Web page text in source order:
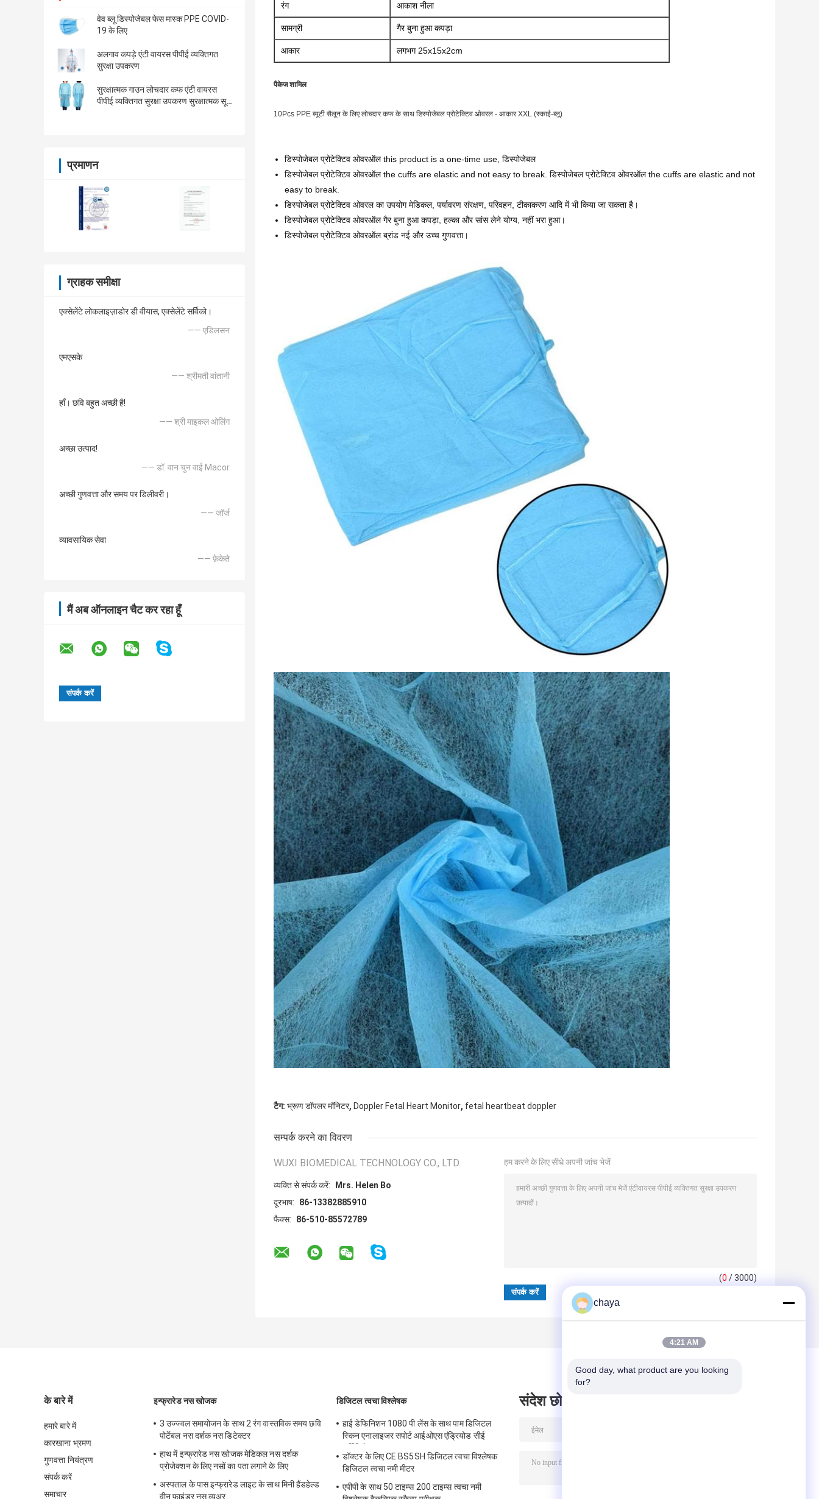
वेव ब्लू डिस्पोजेबल फेस मास्क PPE COVID-
19 के लिए
अलगाव कपड़े एंटी वायरस पीपीई व्यक्तिगत
सुरक्षा उपकरण
सुरक्षात्मक गाउन लोचदार कफ एंटी वायरस
पीपीई व्यक्तिगत सुरक्षा उपकरण सुरक्षात्मक सूट
प्रमाणन
ग्राहक समीक्षा
एक्सेलेंटे लोकलाइज़ाडोर डी वीयास, एक्सेलेंटे सर्विको।
—— एडिलसन
एमएसके
—— श्रीमती वांतानी
हाँ। छवि बहुत अच्छी है!
—— श्री माइकल ओलिंग
अच्छा उत्पाद!
—— डॉ. वान चुन वाई Macor
अच्छी गुणवत्ता और समय पर डिलीवरी।
—— जॉर्ज
व्यावसायिक सेवा
—— फ़ेकेते
मैं अब ऑनलाइन चैट कर रहा हूँ
रंग आकाश नीला
सामग्री गैर बुना हुआ कपड़ा
आकार लगभग 25x15x2cm
पैकेज शामिल
10Pcs PPE ब्यूटी सैलून के लिए लोचदार कफ के साथ डिस्पोजेबल प्रोटेक्टिव ओवरल - आकार XXL (स्काई-ब्लू)
डिस्पोजेबल प्रोटेक्टिव ओवरऑल this product is a one-time use, डिस्पोजेबल
डिस्पोजेबल प्रोटेक्टिव ओवरऑल the cuffs are elastic and not easy to break. डिस्पोजेबल प्रोटेक्टिव ओवरऑल the cuffs are elastic and not
easy to break.
डिस्पोजेबल प्रोटेक्टिव ओवरल का उपयोग मेडिकल, पर्यावरण संरक्षण, परिवहन, टीकाकरण आदि में भी किया जा सकता है।
डिस्पोजेबल प्रोटेक्टिव ओवरऑल गैर बुना हुआ कपड़ा, हल्का और सांस लेने योग्य, नहीं भरा हुआ।
डिस्पोजेबल प्रोटेक्टिव ओवरऑल ब्रांड नई और उच्च गुणवत्ता।
टैग: भ्रूण डॉपलर मॉनिटर, Doppler Fetal Heart Monitor, fetal heartbeat doppler
सम्पर्क करने का विवरण
WUXI BIOMEDICAL TECHNOLOGY CO., LTD.
व्यक्ति से संपर्क करें:
Mrs. Helen Bo
दूरभाष:
86-13382885910
फैक्स:
86-510-85572789
हम करने के लिए सीधे अपनी जांच भेजें
(0 / 3000)
के बारे में
हमारे बारे में
कारखाना भ्रमण
गुणवत्ता नियंत्रण
संपर्क करें
समाचार
इन्फ्रारेड नस खोजक
3 उज्ज्वल समायोजन के साथ 2 रंग वास्तविक समय छवि
पोर्टेबल नस दर्शक नस डिटेक्टर
हाथ में इन्फ्रारेड नस खोजक मेडिकल नस दर्शक
प्रोजेक्शन के लिए नसों का पता लगाने के लिए
अस्पताल के पास इन्फ्रारेड लाइट के साथ मिनी हैंडहेल्ड
वीन फाइंडर नस व्यूअर
डिजिटल त्वचा विश्लेषक
हाई डेफिनिशन 1080 पी लेंस के साथ पाम डिजिटल
स्किन एनालाइजर सपोर्ट आईओएस एंड्रियोड सीई
डॉक्टर के लिए CE BS5SH डिजिटल त्वचा विश्लेषक
डिजिटल त्वचा नमी मीटर
एपीपी के साथ 50 टाइम्स 200 टाइम्स त्वचा नमी
संदेश छोड़ दो
chaya
4:21 AM
Good day, what product are you looking
for?